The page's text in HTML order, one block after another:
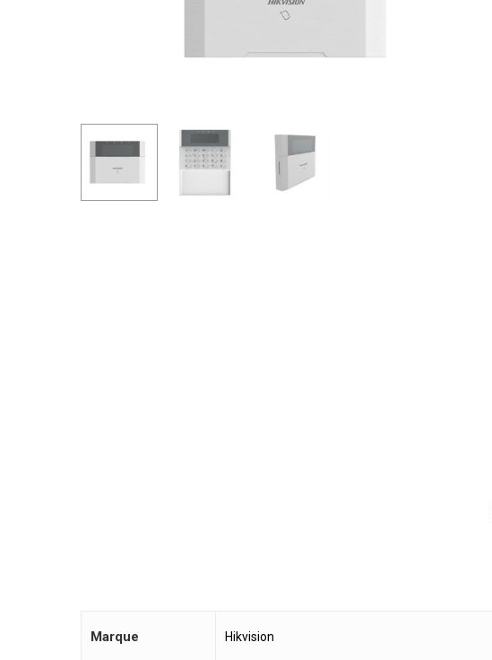
Marque Hikvision